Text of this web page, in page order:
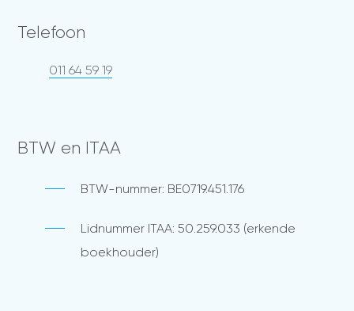
Telefoon
011 64 59 19
BTW en ITAA
BTW-nummer: BE0719.451.176
Lidnummer ITAA: 50.259.033 (erkende
boekhouder)